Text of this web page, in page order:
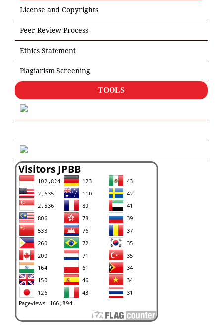
License and Copyrights
Peer Review Process
Ethics Statement
Plagiarism Screening
TOOLS